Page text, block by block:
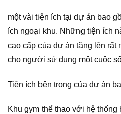
một vài tiện ích tại dự án bao
ích ngoại khu. Những tiện ích
cao cấp của dự án tăng lên rất
cho người sử dụng một cuộc
Tiện ích bên trong của dự án
Khu gym thể thao với hệ